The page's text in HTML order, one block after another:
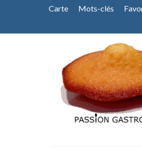
Carte Mots-clés